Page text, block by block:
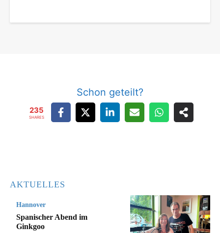
Schon geteilt?
235
SHARES
AKTUELLES
Hannover
Spanischer Abend im
Ginkgoo